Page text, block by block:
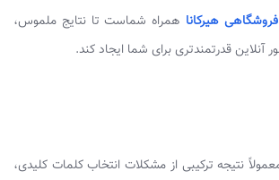
هیرکانا همراه شماست تا نتایج ملموس،
قدرتمندتری برای شما ایجاد کند.
نتیجه ترکیبی از مشکلات انتخاب کلمات کلیدی،